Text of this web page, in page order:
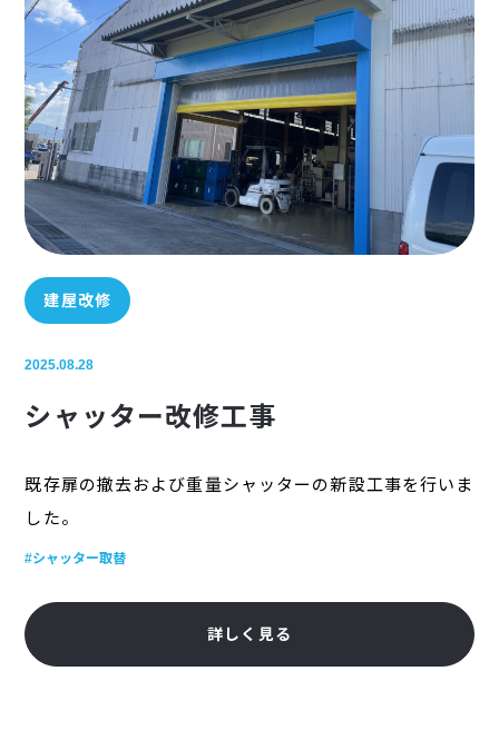
建屋改修
2025.08.28
シャッター改修工事
既存扉の撤去および重量シャッターの新設工事を行いま
した。
#シャッター取替
詳しく見る